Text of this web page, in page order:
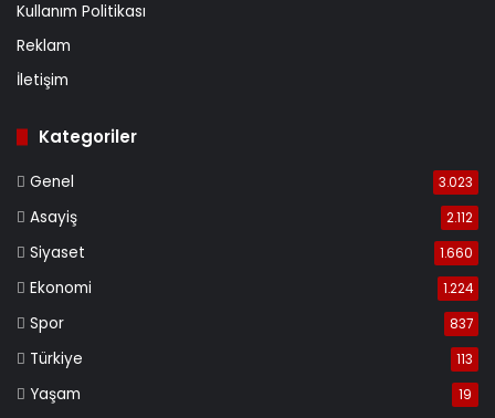
Kullanım Politikası
Reklam
İletişim
Kategoriler
Genel 3.023
Asayiş 2.112
Siyaset 1.660
Ekonomi 1.224
Spor 837
Türkiye 113
Yaşam 19